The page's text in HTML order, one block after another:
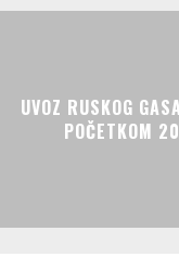
UVOZ RUSKOG
POČETKOM